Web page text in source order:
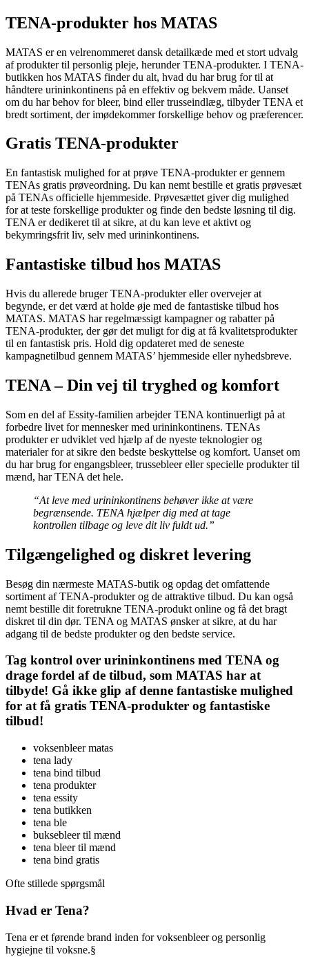
TENA-produkter hos MATAS
MATAS er en velrenommeret dansk detailkæde med et stort udvalg
af produkter til personlig pleje, herunder TENA-produkter. I TENA-
butikken hos MATAS finder du alt, hvad du har brug for til at
håndtere urininkontinens på en effektiv og bekvem måde. Uanset
om du har behov for bleer, bind eller trusseindlæg, tilbyder TENA et
bredt sortiment, der imødekommer forskellige behov og præferencer.
Gratis TENA-produkter
En fantastisk mulighed for at prøve TENA-produkter er gennem
TENAs gratis prøveordning. Du kan nemt bestille et gratis prøvesæt
på TENAs officielle hjemmeside. Prøvesættet giver dig mulighed
for at teste forskellige produkter og finde den bedste løsning til dig.
TENA er dedikeret til at sikre, at du kan leve et aktivt og
bekymringsfrit liv, selv med urininkontinens.
Fantastiske tilbud hos MATAS
Hvis du allerede bruger TENA-produkter eller overvejer at
begynde, er det værd at holde øje med de fantastiske tilbud hos
MATAS. MATAS har regelmæssigt kampagner og rabatter på
TENA-produkter, der gør det muligt for dig at få kvalitetsprodukter
til en fantastisk pris. Hold dig opdateret med de seneste
kampagnetilbud gennem MATAS’ hjemmeside eller nyhedsbreve.
TENA – Din vej til tryghed og komfort
Som en del af Essity-familien arbejder TENA kontinuerligt på at
forbedre livet for mennesker med urininkontinens. TENAs
produkter er udviklet ved hjælp af de nyeste teknologier og
materialer for at sikre den bedste beskyttelse og komfort. Uanset om
du har brug for engangsbleer, trussebleer eller specielle produkter til
mænd, har TENA det hele.
“At leve med urininkontinens behøver ikke at være
begrænsende. TENA hjælper dig med at tage
kontrollen tilbage og leve dit liv fuldt ud.”
Tilgængelighed og diskret levering
Besøg din nærmeste MATAS-butik og opdag det omfattende
sortiment af TENA-produkter og de attraktive tilbud. Du kan også
nemt bestille dit foretrukne TENA-produkt online og få det bragt
diskret til din dør. TENA og MATAS ønsker at sikre, at du har
adgang til de bedste produkter og den bedste service.
Tag kontrol over urininkontinens med TENA og
drage fordel af de tilbud, som MATAS har at
tilbyde! Gå ikke glip af denne fantastiske mulighed
for at få gratis TENA-produkter og fantastiske
tilbud!
voksenbleer matas
tena lady
tena bind tilbud
tena produkter
tena essity
tena butikken
tena ble
buksebleer til mænd
tena bleer til mænd
tena bind gratis
Ofte stillede spørgsmål
Hvad er Tena?
Tena er et førende brand inden for voksenbleer og personlig
hygiejne til voksne.§